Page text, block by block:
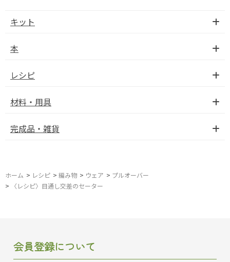
キット
本
レシピ
材料・用具
完成品・雑貨
ホーム > レシピ > 編み物 > ウェア > プルオーバー
>
〈レシピ〉目通し交差のセーター
会員登録について